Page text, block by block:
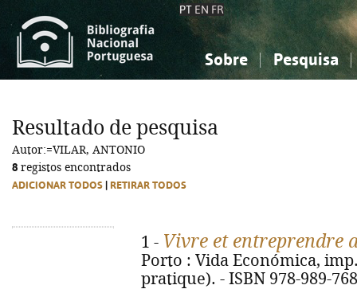
PT EN FR
Sobre Pesquisa
Ciências sociais...
Ciências sociais...
Resultado de pesquisa
Autor:=VILAR, ANTONIO
8 registos encontrados
ADICIONAR TODOS RETIRAR TODOS
1 - Vivre et entreprendre
Porto : Vida Económica,
pratique). - ISBN 978-989-